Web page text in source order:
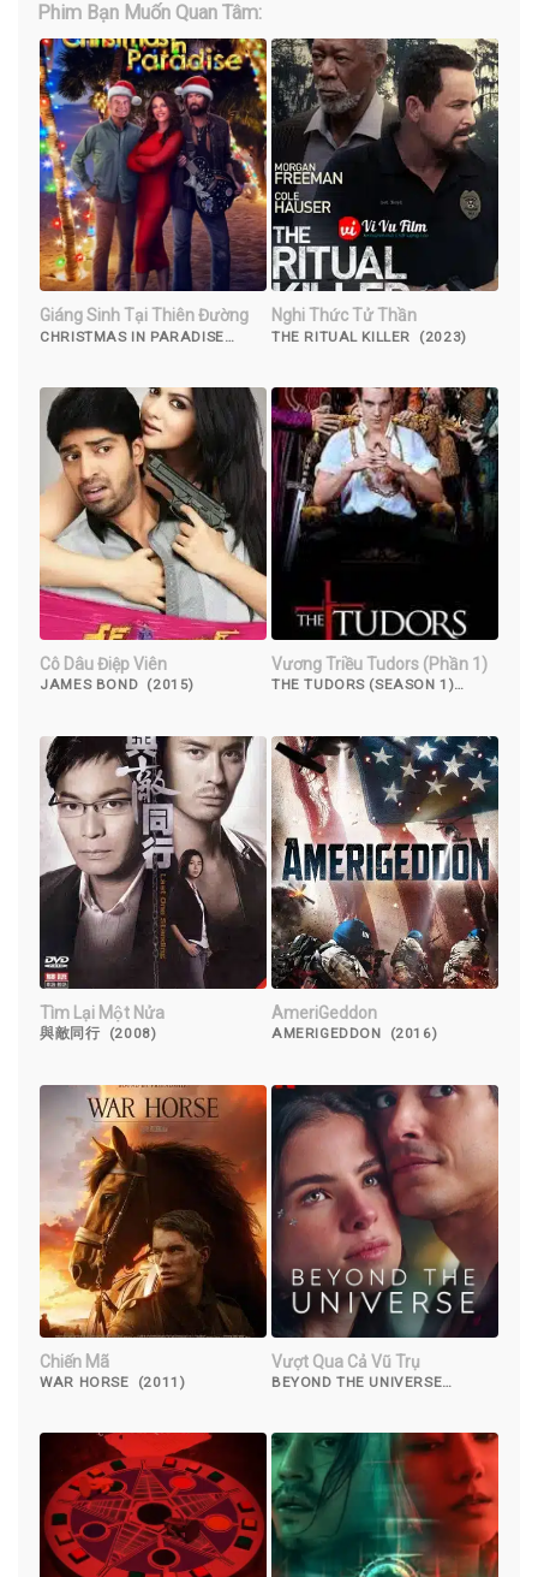
Phim Bạn Muốn Quan Tâm:
Giáng Sinh Tại Thiên Đường
CHRISTMAS IN PARADISE
Nghi Thức Tử Thần
THE RITUAL KILLER (2023)
Cô Dâu Điệp Viên
JAMES BOND (2015)
Vương Triều Tudors (Phần 1)
THE TUDORS (SEASON 1)
Tìm Lại Một Nửa
與敵同行 (2008)
AmeriGeddon
AMERIGEDDON (2016)
Chiến Mã
WAR HORSE (2011)
Vượt Qua Cả Vũ Trụ
BEYOND THE UNIVERSE